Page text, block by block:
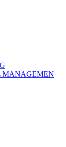
MANAGEMEN